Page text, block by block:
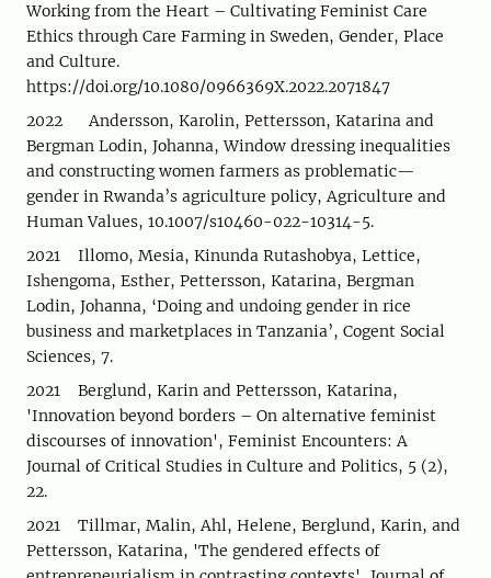
Working from the Heart – Cultivating Feminist Care
Ethics through Care Farming in Sweden, Gender, Place
and Culture.
https://doi.org/10.1080/0966369X.2022.2071847
2022 Andersson, Karolin, Pettersson, Katarina and
Bergman Lodin, Johanna, Window dressing inequalities
and constructing women farmers as problematic—
gender in Rwanda’s agriculture policy, Agriculture and
Human Values, 10.1007/s10460-022-10314-5.
2021 Illomo, Mesia, Kinunda Rutashobya, Lettice,
Ishengoma, Esther, Pettersson, Katarina, Bergman
Lodin, Johanna, ‘Doing and undoing gender in rice
business and marketplaces in Tanzania’, Cogent Social
Sciences, 7.
2021 Berglund, Karin and Pettersson, Katarina,
'Innovation beyond borders – On alternative feminist
discourses of innovation', Feminist Encounters: A
Journal of Critical Studies in Culture and Politics, 5 (2),
22.
2021 Tillmar, Malin, Ahl, Helene, Berglund, Karin, and
Pettersson, Katarina, 'The gendered effects of